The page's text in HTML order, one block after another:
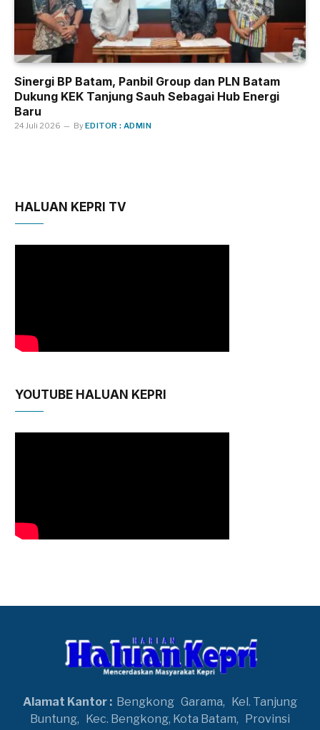
Sinergi BP Batam, Panbil Group dan PLN Batam
Dukung KEK Tanjung Sauh Sebagai Hub Energi
Baru
24 Juli 2026 ByEDITOR : ADMIN
HALUAN KEPRI TV
YOUTUBE HALUAN KEPRI
Alamat Kantor : Bengkong Garama,
Kel. Tanjung
Buntung,
Kec. Bengkong, Kota Batam,
Provinsi